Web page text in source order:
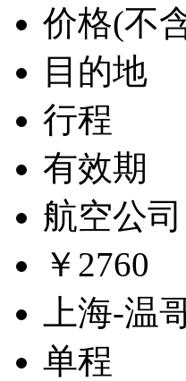
价格(不
目的地
行程
有效期
航空公司
￥2760
上海-温
单程